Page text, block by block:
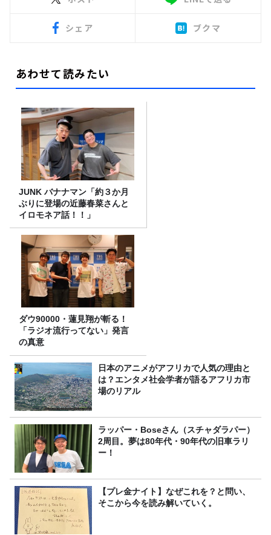
シェア ブクマ
あわせて読みたい
JUNK バナナマン「約３か月
ぶりに登場の近藤春菜さんと
イロモネア話！！」
ダウ90000・蓮見翔が斬る！
「ラジオ流行ってない」発言
の真意
日本のアニメがアフリカで人気の理由と
は？エンタメ社会学者が語るアフリカ市
場のリアル
ラッパー・Boseさん（スチャダラパー）
2周目。夢は80年代・90年代の旧車ラリ
ー！
【プレ金ナイト】なぜこれを？と問い、
そこから今を読み解いていく。